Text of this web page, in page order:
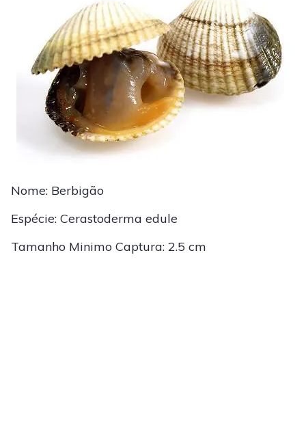
Nome: Berbigão
Espécie: Cerastoderma edule
Tamanho Minimo Captura: 2.5 cm